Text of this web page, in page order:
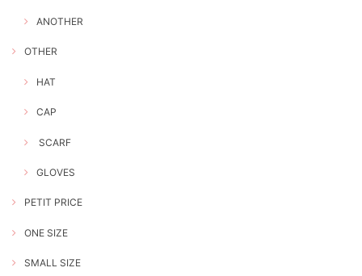
ANOTHER
OTHER
HAT
CAP
SCARF
GLOVES
PETIT PRICE
ONE SIZE
SMALL SIZE